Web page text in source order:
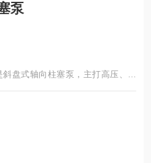
泵
盘式轴向柱塞泵，主打高压、高
开式 / 闭式回路，广泛用于工程机